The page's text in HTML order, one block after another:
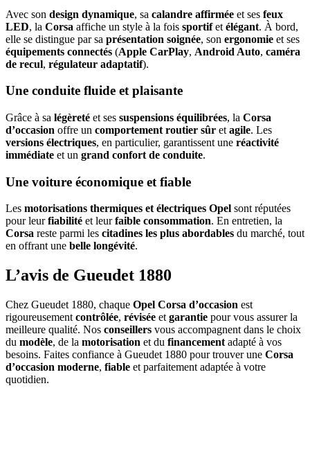
Avec son design dynamique, sa calandre affirmée et ses feux
LED, la Corsa affiche un style à la fois sportifet élégant. À bord,
elle se distingue par sa présentation soignée, son ergonomie et ses
équipements connectés (Apple CarPlay, Android Auto, caméra
de recul, régulateur adaptatif).
Une conduite fluide et plaisante
Grâce à sa légèreté et ses suspensions équilibrées, la Corsa
d’occasion offre un comportement routier sûr et agile. Les
versions électriques, en particulier, garantissent une réactivité
immédiate et un grand confort de conduite.
Une voiture économique et fiable
Les motorisations thermiques et électriques Opel sont réputées
pour leurfiabilité et leurfaible consommation. En entretien, la
Corsa reste parmi les citadines les plus abordables du marché, tout
en offrant une belle longévité.
L’avis de Gueudet 1880
Chez Gueudet 1880, chaque Opel Corsa d’occasion est
rigoureusement contrôlée, révisée et garantie pour vous assurer la
meilleure qualité. Nos conseillers vous accompagnent dans le choix
du modèle, de la motorisation et du financement adapté à vos
besoins. Faites confiance à Gueudet 1880 pour trouver une Corsa
d’occasion moderne, fiable et parfaitement adaptée à votre
quotidien.